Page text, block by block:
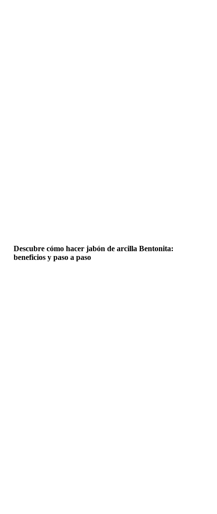
Descubre cómo hacer jabón de arcilla Bentonita:
beneficios y paso a paso